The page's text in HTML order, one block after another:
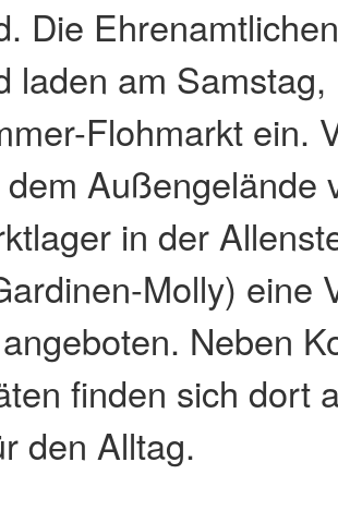
Die
laden am
Flohmarkt ein.
Außengelände
in der
Molly) eine
Neben
finden sich dort
den Alltag.